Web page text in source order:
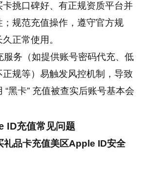
挑口碑好、有正规资质平台并
规范充值操作，遵守官方规
正常使用。
服务（如提供账号密码代充、低
规等）易触发风控机制，导致
“黑卡” 充值被查实后账号基本会
ID充值常见问题
礼品卡充值美区Apple ID安全